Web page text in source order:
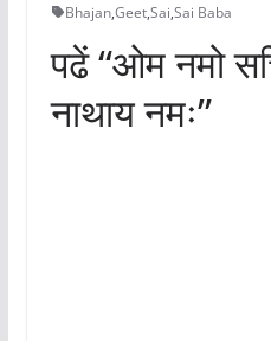
Bhajan,Geet,Sai,Sai Baba
पढें “ओम नमो
नाथाय नमः”